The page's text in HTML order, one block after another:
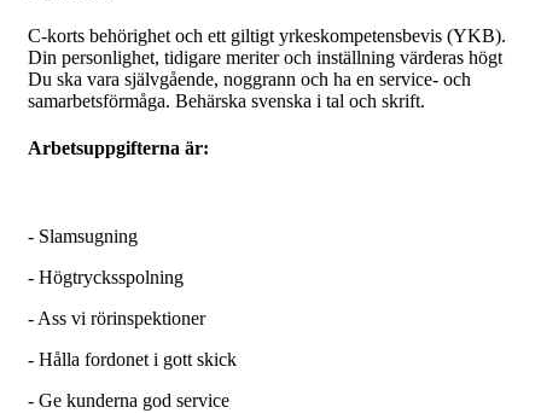
C-korts behörighet och ett giltigt yrkeskompetensbevis (YKB).
Din personlighet, tidigare meriter och inställning värderas högt
Du ska vara självgående, noggrann och ha en service- och
samarbetsförmåga. Behärska svenska i tal och skrift.
Arbetsuppgifterna är:
- Slamsugning
- Högtrycksspolning
- Ass vi rörinspektioner
- Hålla fordonet i gott skick
- Ge kunderna god service